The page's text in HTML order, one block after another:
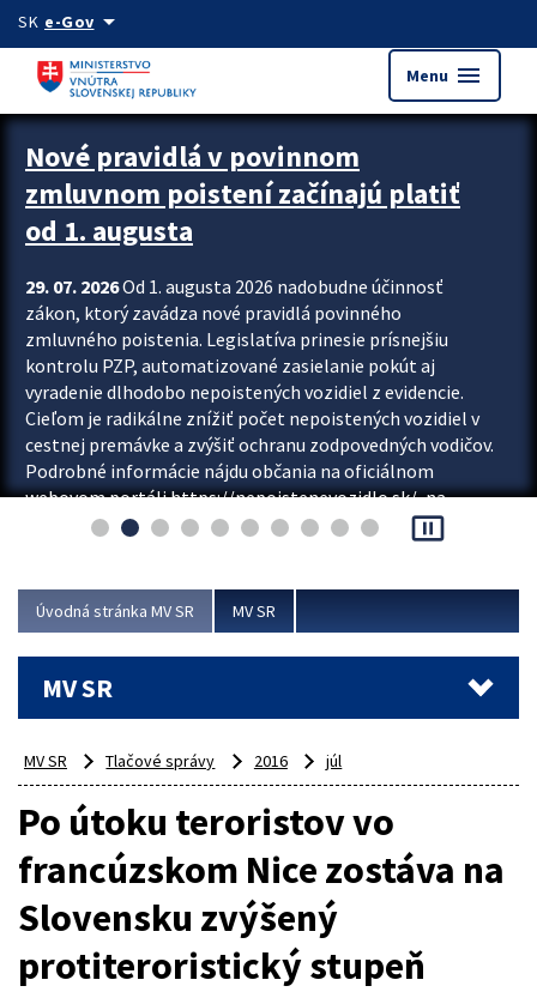
Preskocit na hlavný obsah
SK e-Govarrow_drop_down
Menu menu
Zastavit automatický posun upútavok
Nové pravidlá v povinnom
zmluvnom poistení začínajú platiť
od 1. augusta
29. 07. 2026Od 1. augusta 2026 nadobudne účinnosť
zákon, ktorý zavádza nové pravidlá povinného
zmluvného poistenia. Legislatíva prinesie prísnejšiu
kontrolu PZP, automatizované zasielanie pokút aj
vyradenie dlhodobo nepoistených vozidiel z evidencie.
Cieľom je radikálne znížiť počet nepoistených vozidiel v
cestnej premávke a zvýšiť ochranu zodpovedných vodičov.
Podrobné informácie nájdu občania na oficiálnom
webovom portáli https://nepoistenevozidlo.sk/, na
ktorom od augusta pribudne aj možnosť overiť si...
pause_presentation
Úvodná stránka MV SR MV SR
MV SR
MV SR Tlačové správy 2016 júl
Po útoku teroristov vo
francúzskom Nice zostáva na
Slovensku zvýšený
protiteroristický stupeň